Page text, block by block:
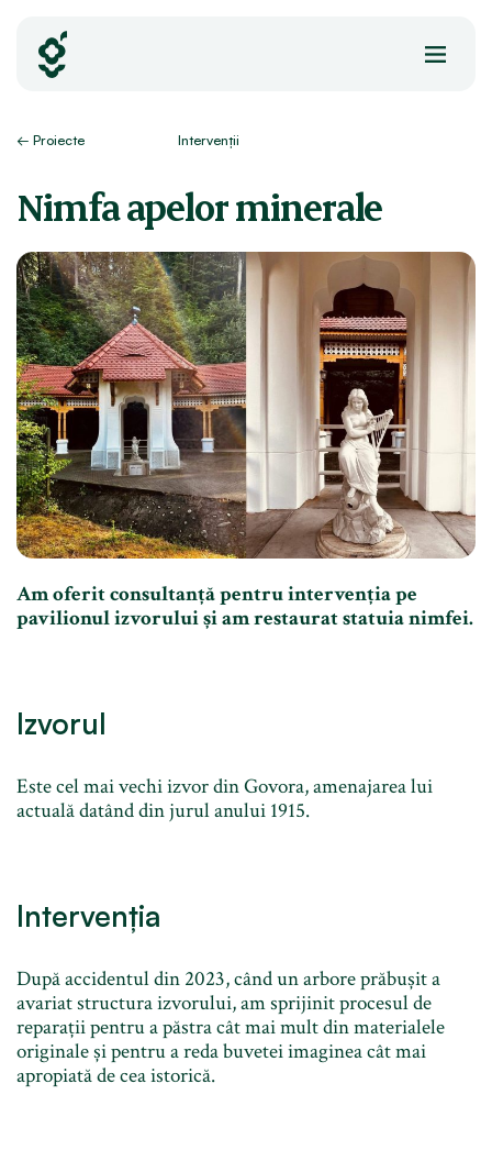
content
← Proiecte Intervenții
Nimfa apelor minerale
Am oferit consultanță pentru intervenția pe
pavilionul izvorului și am restaurat statuia nimfei.
Izvorul
Este cel mai vechi izvor din Govora, amenajarea lui
actuală datând din jurul anului 1915.
Intervenția
După accidentul din 2023, când un arbore prăbușit a
avariat structura izvorului, am sprijinit procesul de
reparații pentru a păstra cât mai mult din materialele
originale și pentru a reda buvetei imaginea cât mai
apropiată de cea istorică.